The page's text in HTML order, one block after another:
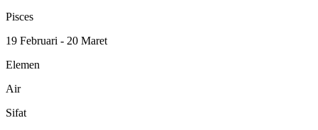
Pisces
19 Februari - 20 Maret
Elemen
Air
Sifat